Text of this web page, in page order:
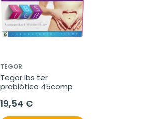
TEGOR
Tegor lbs ter
probiótico 45comp
19,54 €